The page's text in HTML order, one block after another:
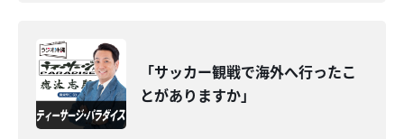
「サッカー観戦で海外へ行ったこ
とがありますか」